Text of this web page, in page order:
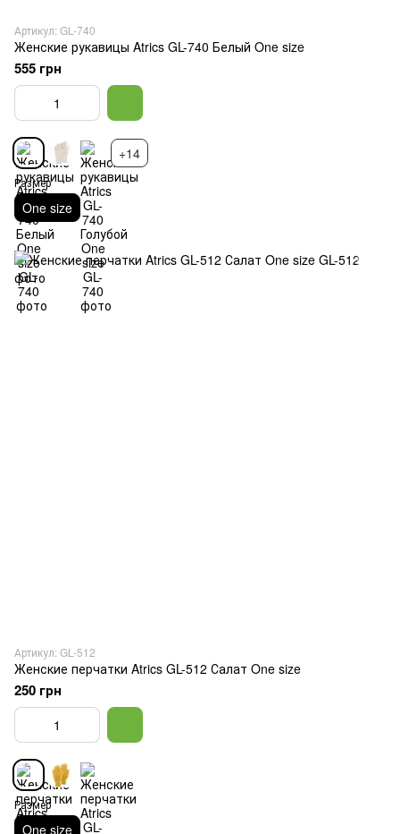
Артикул: GL-740
Женские рукавицы Atrics GL-740 Белый One size
555 грн
+14
Размер
One size
Артикул: GL-512
Женские перчатки Atrics GL-512 Салат One size
250 грн
Размер
One size